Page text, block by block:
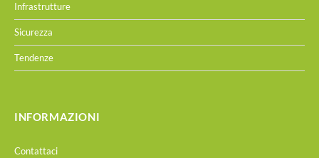
Infrastrutture
Sicurezza
Tendenze
INFORMAZIONI
Contattaci